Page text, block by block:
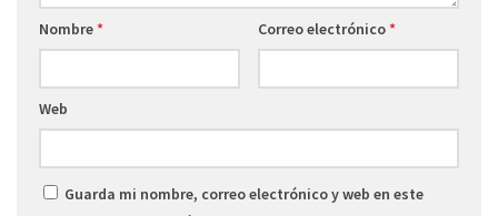
Nombre* Correo electrónico*
Web
Guarda mi nombre, correo electrónico y web en este